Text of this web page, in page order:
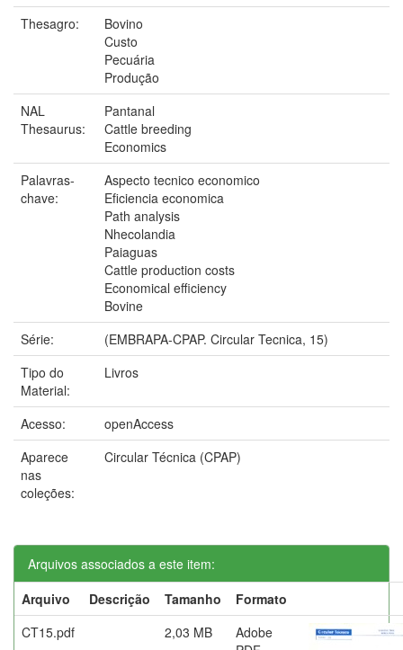
Thesagro:
Bovino
Custo
Pecuária
Produção
NAL
Thesaurus:
Pantanal
Cattle breeding
Economics
Palavras-
chave:
Aspecto tecnico economico
Eficiencia economica
Path analysis
Nhecolandia
Paiaguas
Cattle production costs
Economical efficiency
Bovine
Série:
(EMBRAPA-CPAP. Circular Tecnica, 15)
Tipo do
Material:
Livros
Acesso:
openAccess
Aparece
nas
coleções:
Circular Técnica (CPAP)
Arquivos associados a este item:
Arquivo
Descrição Tamanho
Formato
CT15.pdf
2,03 MB
Adobe